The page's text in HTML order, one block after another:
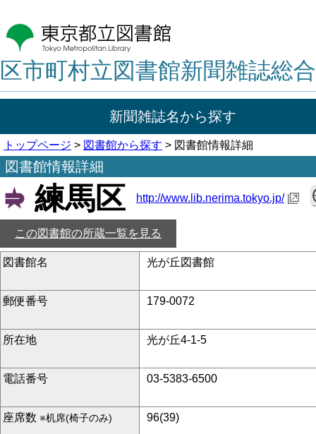
区市町村立図書館新聞雑誌総
新聞雑誌名から探す
トップページ > 図書館から探す > 図書館情報詳細
図書館情報詳細
練馬区 http://www.lib.nerima.tokyo.jp/
この図書館の所蔵一覧を見る
図書館名 光が丘図書館
郵便番号 179-0072
所在地 光が丘4-1-5
電話番号 03-5383-6500
座席数 ※机席(椅子のみ) 96(39)